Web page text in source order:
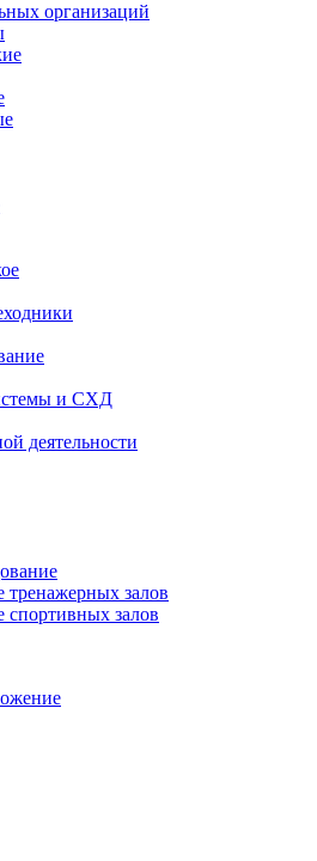
организаций
и СХД
деятельности
тренажерных залов
спортивных залов